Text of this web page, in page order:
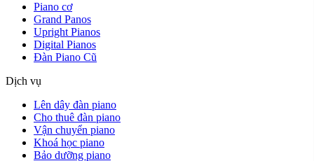
Piano cơ
Grand Panos
Upright Pianos
Digital Pianos
Đàn Piano Cũ
Dịch vụ
Lên dây đàn piano
Cho thuê đàn piano
Vận chuyển piano
Khoá học piano
Bảo dưỡng piano